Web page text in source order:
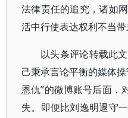
法律责任的追究，诸如
活中行使表达权利不当
以头条评论转载此
己秉承言论平衡的媒体
恩仇”的微博账号后面，
失。即便比刘逸明退守